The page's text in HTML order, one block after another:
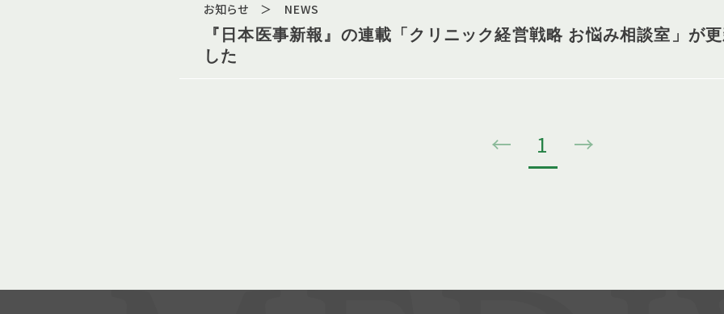
お知らせ ＞ NEWS
『日本医事新報』の連載「クリニック経営戦略 お悩み相談室」が
した
← 1 →